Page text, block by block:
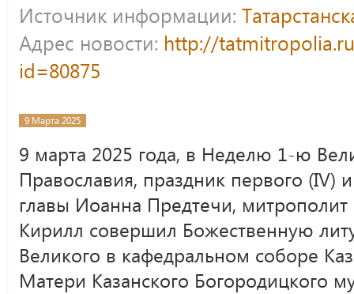
Источник информации:
Адрес новости: http://
id=80875
9 Марта 2025
9 марта 2025 года, в Неделю 1-ю
Православия, праздник первого (IV)
главы Иоанна Предтечи, митрополит
Кирилл совершил Божественную
Великого в кафедральном соборе
Матери Казанского Богородицкого